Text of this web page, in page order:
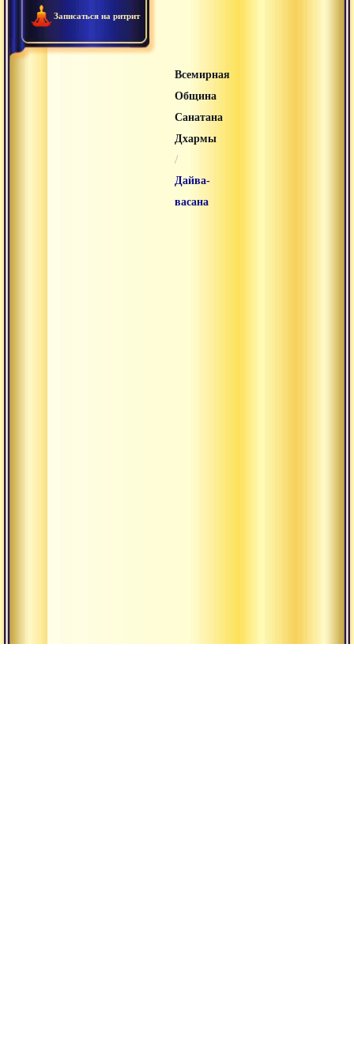
Записаться на ритрит
Всемирная
Община
Санатана
Дхармы
/
Дайва-
васана